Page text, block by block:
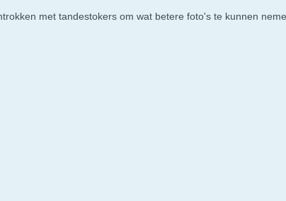
met tandestokers om wat betere foto's te kunnen